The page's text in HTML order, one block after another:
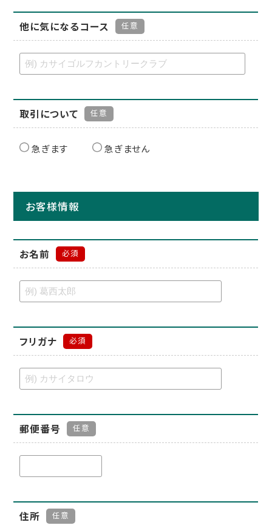
他に気になるコース 任意
取引について 任意
急ぎます 急ぎません
お客様情報
お名前 必須
フリガナ 必須
郵便番号 任意
住所 任意